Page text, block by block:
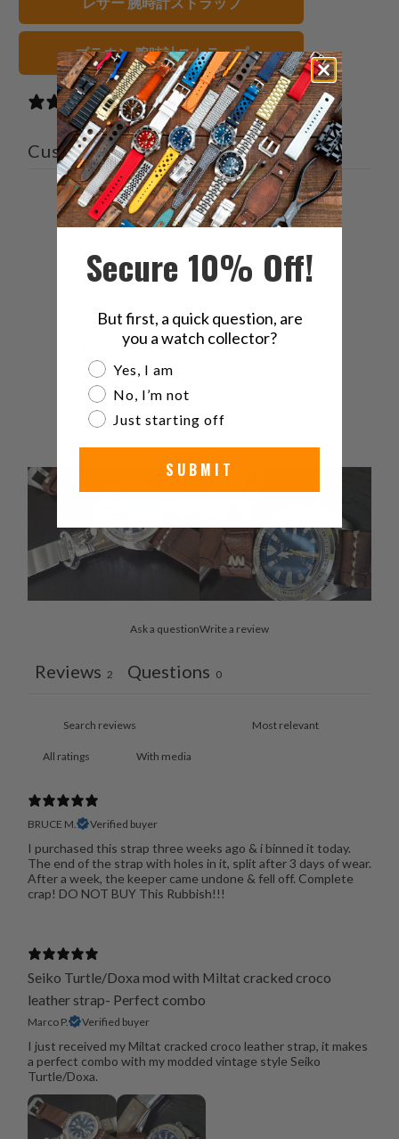
で
共
有
す
る
達
に
送
っ
て
く
だ
さ
い。
ブラウン 腕時計ストラップ
2 reviews
Customer reviews
4.5 / 52 reviews
50
50
Ask a questionWrite a review
Reviews 2 Questions 0
With media
BRUCE M. Verified buyer
I purchased this strap three weeks ago & i binned it today.
The end of the strap with holes in it, split after 3 days of wear.
After a week, the keeper came undone & fell off. Complete
crap! DO NOT BUY This Rubbish!!!
Seiko Turtle/Doxa mod with Miltat cracked croco
leather strap- Perfect combo
Marco P. Verified buyer
I just received my Miltat cracked croco leather strap, it makes
a perfect combo with my modded vintage style Seiko
Turtle/Doxa.
Secure 10% Off!
But first, a quick question, are
you a watch collector?
Are you a watch collector?
Yes, I am
No, I’m not
Just starting off
SUBMIT